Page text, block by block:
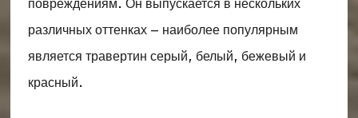
повреждениям. Он выпускается в нескольких
различных оттенках – наиболее популярным
является травертин серый, белый, бежевый и
красный.